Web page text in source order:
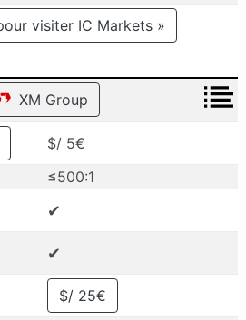
visiter IC Markets »
XM Group
$/ 5€
≤500:1
✔
✔
$/ 25€